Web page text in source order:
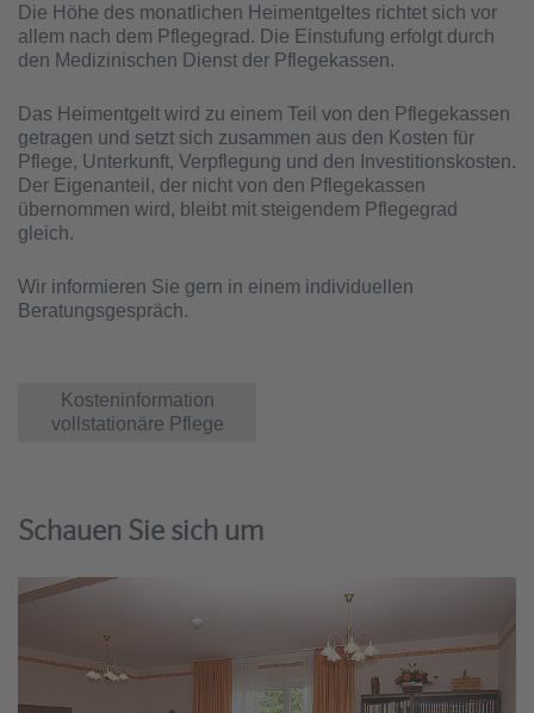
Die Höhe des monatlichen Heimentgeltes richtet sich vor
allem nach dem Pflegegrad. Die Einstufung erfolgt durch
den Medizinischen Dienst der Pflegekassen.
Das Heimentgelt wird zu einem Teil von den Pflegekassen
getragen und setzt sich zusammen aus den Kosten für
Pflege, Unterkunft, Verpflegung und den Investitionskosten.
Der Eigenanteil, der nicht von den Pflegekassen
übernommen wird, bleibt mit steigendem Pflegegrad
gleich.
Wir informieren Sie gern in einem individuellen
Beratungsgespräch.
Kosteninformation
vollstationäre Pflege
Schauen Sie sich um